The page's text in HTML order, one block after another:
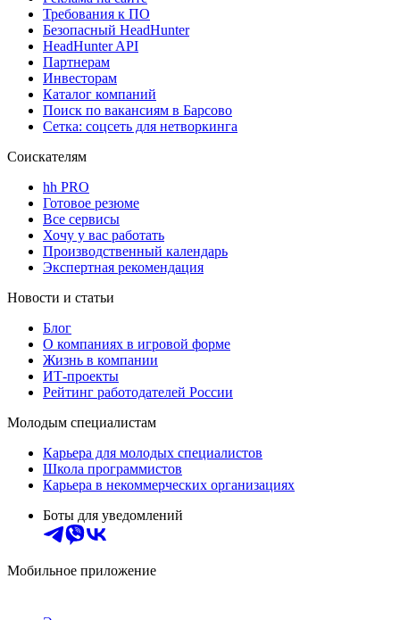
Требования к ПО
Безопасный HeadHunter
HeadHunter API
Партнерам
Инвесторам
Каталог компаний
Поиск по вакансиям в Барсово
Сетка: соцсеть для нетворкинга
Соискателям
hh PRO
Готовое резюме
Все сервисы
Хочу у вас работать
Производственный календарь
Экспертная рекомендация
Новости и статьи
Блог
О компаниях в игровой форме
Жизнь в компании
ИТ-проекты
Рейтинг работодателей России
Молодым специалистам
Карьера для молодых специалистов
Школа программистов
Карьера в некоммерческих организациях
Боты для уведомлений
Мобильное приложение